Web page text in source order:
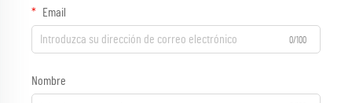
Email
0/100
Nombre